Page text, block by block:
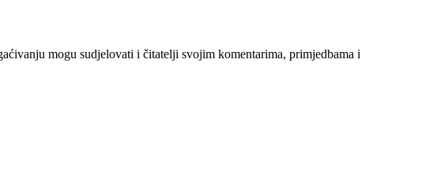
mogu sudjelovati i čitatelji svojim komentarima, primjedbama i